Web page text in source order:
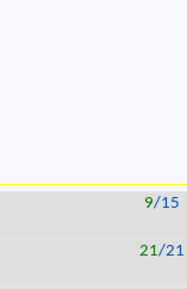
9/15
21/21